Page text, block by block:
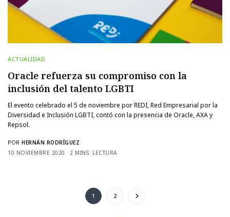
ACTUALIDAD
Oracle refuerza su compromiso con la
inclusión del talento LGBTI
El evento celebrado el 5 de noviembre por REDI, Red Empresarial por la
Diversidad e Inclusión LGBTI, contó con la presencia de Oracle, AXA y
Repsol.
POR HERNÁN RODRÍGUEZ
10 NOVIEMBRE 2020
2 MINS. LECTURA
1 2